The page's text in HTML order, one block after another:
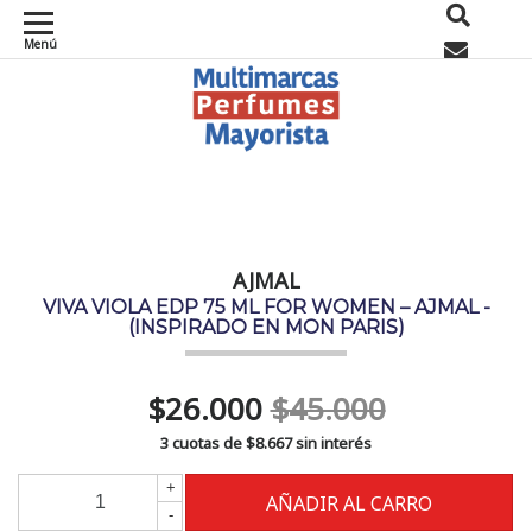
Menú
AJMAL
VIVA VIOLA EDP 75 ML FOR WOMEN – AJMAL -
(INSPIRADO EN MON PARIS)
$26.000$45.000
3 cuotas de$8.667sin interés
+
-